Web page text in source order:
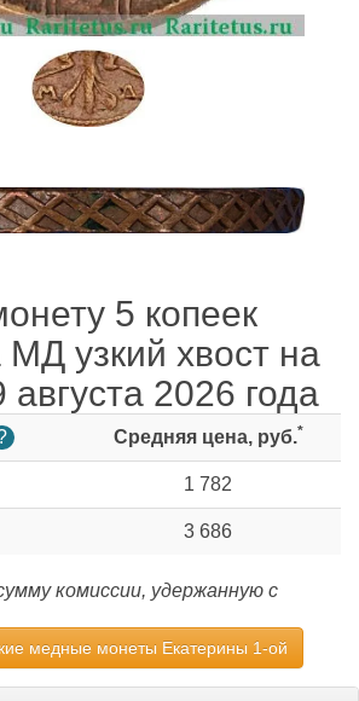
5 копеек
МД узкий хвост на
августа 2026 года
Средняя цена, руб.*
1 782
3 686
комиссии, удержанную с
медные монеты Екатерины 1-ой